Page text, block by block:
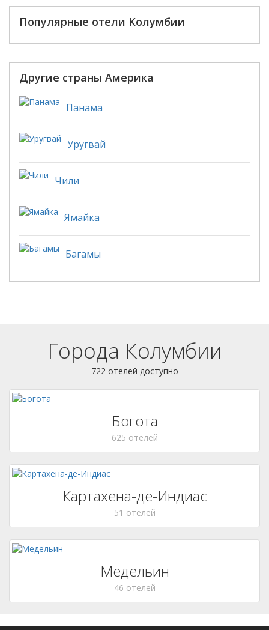
Популярные отели Колумбии
Другие страны Америка
Панама
Уругвай
Чили
Ямайка
Багамы
Города Колумбии
722 отелей доступно
Богота
625 отелей
Картахена-де-Индиас
51 отелей
Медельин
46 отелей